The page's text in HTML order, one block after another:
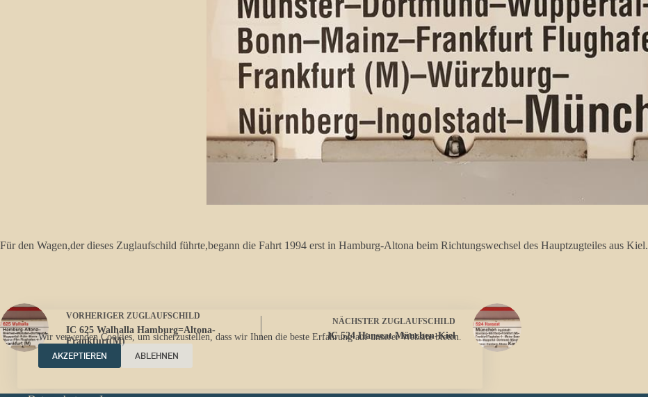
Wir verwenden Cookies, um sicherzustellen, dass wir Ihnen die beste Erfahrung auf unserer Website bieten.
AKZEPTIEREN
ABLEHNEN
Für den Wagen,der dieses Zuglaufschild führte,begann die Fahrt 1994 erst in Hamburg-Altona beim Richtungswechsel des Hauptzugteiles aus Kiel.
VORHERIGER ZUGLAUFSCHILD
IC 625 Walhalla Hamburg=Altona-
Frankfurt(M)
NÄCHSTER ZUGLAUFSCHILD
IC 524 Hanseat München-Kiel